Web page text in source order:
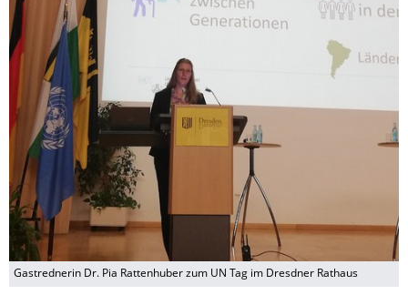
Gastrednerin Dr. Pia Rattenhuber zum UN Tag im Dresdner Rathaus